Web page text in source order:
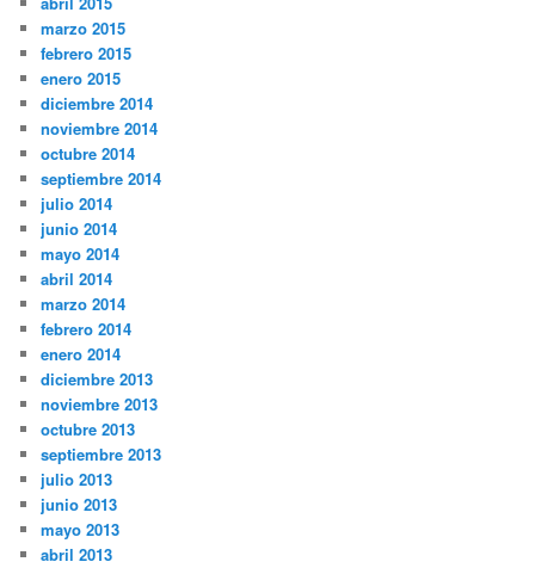
marzo 2015
febrero 2015
enero 2015
diciembre 2014
noviembre 2014
octubre 2014
septiembre 2014
julio 2014
junio 2014
mayo 2014
abril 2014
marzo 2014
febrero 2014
enero 2014
diciembre 2013
noviembre 2013
octubre 2013
septiembre 2013
julio 2013
junio 2013
mayo 2013
abril 2013